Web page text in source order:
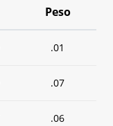
Peso
.01
.07
.06